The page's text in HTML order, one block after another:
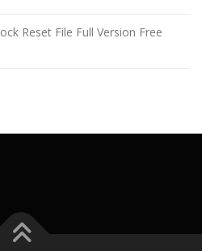
Reset File Full Version Free